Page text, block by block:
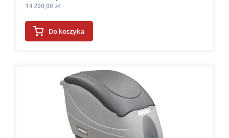
Cena
14 200,00 zł
Do koszyka